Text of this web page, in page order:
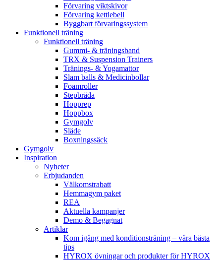
Förvaring viktskivor
Förvaring kettlebell
Byggbart förvaringssystem
Funktionell träning
Funktionell träning
Gummi- & träningsband
TRX & Suspension Trainers
Tränings- & Yogamattor
Slam balls & Medicinbollar
Foamroller
Stepbräda
Hopprep
Hoppbox
Gymgolv
Släde
Boxningssäck
Gymgolv
Inspiration
Nyheter
Erbjudanden
Välkomstrabatt
Hemmagym paket
REA
Aktuella kampanjer
Demo & Begagnat
Artiklar
Kom igång med konditionsträning – våra bästa
tips
HYROX övningar och produkter för HYROX